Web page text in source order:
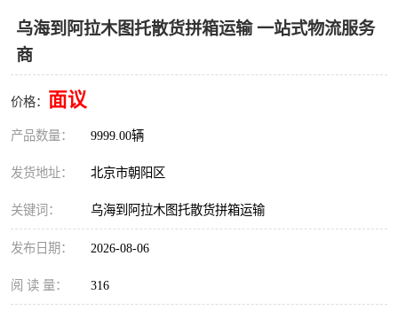
乌海到阿拉木图托散货拼箱运输 一站式物流服务
商
价格： 面议
产品数量： 9999.00辆
发货地址： 北京市朝阳区
关键词： 乌海到阿拉木图托散货拼箱运输
发布日期： 2026-08-06
阅 读 量： 316